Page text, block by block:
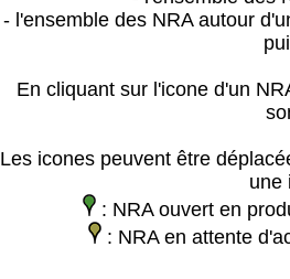
- l'ensemble des NRA autour
En cliquant sur l'icone d'un
Les icones peuvent être
une
: NRA ouvert en
: NRA en attente